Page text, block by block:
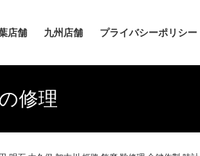
店舗 九州店舗 プライバシーポリシー
修理